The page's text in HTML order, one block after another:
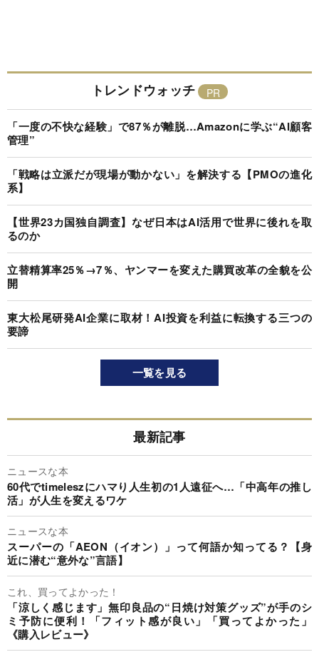
トレンドウォッチ
「一度の不快な経験」で87％が離脱…Amazonに学ぶ“AI顧客
管理”
「戦略は立派だが現場が動かない」を解決する【PMOの進化
系】
【世界23カ国独自調査】なぜ日本はAI活用で世界に後れを取
るのか
立替精算率25％→7％、ヤンマーを変えた購買改革の全貌を公
開
東大松尾研発AI企業に取材！AI投資を利益に転換する三つの
要諦
一覧を見る
最新記事
ニュースな本
60代でtimeleszにハマり人生初の1人遠征へ…「中高年の推し
活」が人生を変えるワケ
ニュースな本
スーパーの「AEON（イオン）」って何語か知ってる？【身
近に潜む“意外な”言語】
これ、買ってよかった！
「涼しく感じます」無印良品の“日焼け対策グッズ”が手のシ
ミ予防に便利！「フィット感が良い」「買ってよかった」
《購入レビュー》